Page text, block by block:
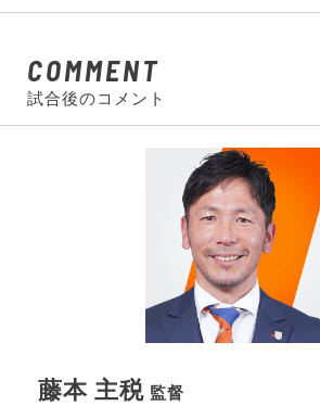
COMMENT
試合後のコメント
藤本 主税 監督